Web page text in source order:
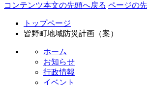
コンテンツ本文の先頭へ戻る ページの
トップページ
皆野町地域防災計画（案）
ホーム
お知らせ
行政情報
イベント